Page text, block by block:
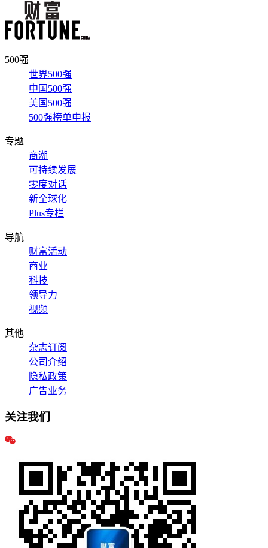
500强
世界500强
中国500强
美国500强
500强榜单申报
专题
商潮
可持续发展
零度对话
新全球化
Plus专栏
导航
财富活动
商业
科技
领导力
视频
其他
杂志订阅
公司介绍
隐私政策
广告业务
关注我们